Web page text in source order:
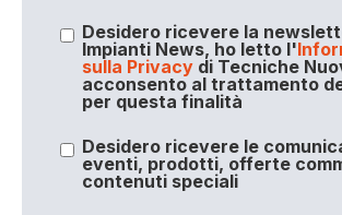
Desidero ricevere la
Impianti News, ho letto l'
sulla Privacydi Tecniche
acconsento al trattamento
per questa finalità
Desidero ricevere le
eventi, prodotti, offerte
contenuti speciali